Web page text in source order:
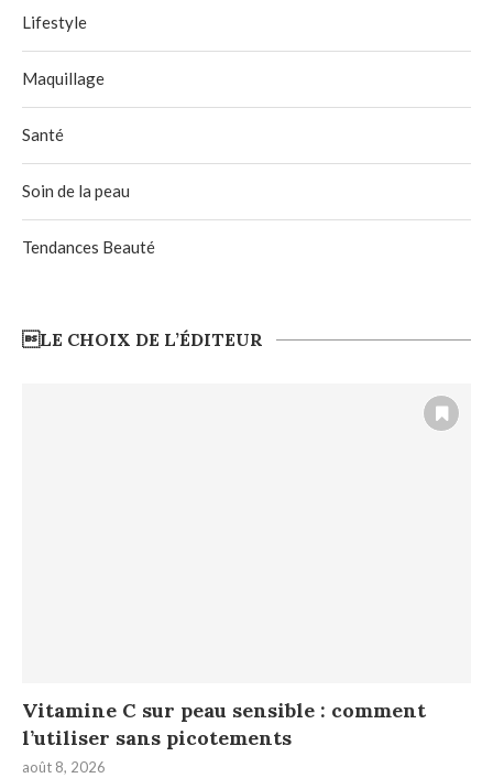
Lifestyle
Maquillage
Santé
Soin de la peau
Tendances Beauté
LE CHOIX DE L’ÉDITEUR
Vitamine C sur peau sensible : comment
l’utiliser sans picotements
août 8, 2026